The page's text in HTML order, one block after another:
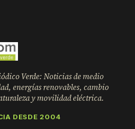
Verde: Noticias de medio
energías renovables, cambio
y movilidad eléctrica.
DESDE 2004